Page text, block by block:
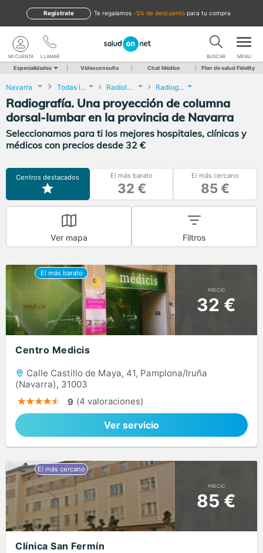
te regalamos -5% de descuento para tu compra
Regístrate
LLAMAR
MI CUENTA BUSCAR MENU
Especialidades Videoconsulta Chat Médico Plan de salud Fidelity
Navarra Todas las localidades Radiología Radiografía. Una proyección de columna dorsal-lumbar
Radiografía. Una proyección de columna
dorsal-lumbar en la provincia de Navarra
Seleccionamos para ti los mejores hospitales, clínicas y
médicos con precios desde 32 €
Centros destacados El más barato
32 €
El más cercano
85 €
Ver mapa Filtros
PRECIO
32 €
Centro Medicis
Calle Castillo de Maya, 41, Pamplona/Iruña
(Navarra), 31003
9 (4 valoraciones)
Ver servicio
PRECIO
85 €
Clínica San Fermín